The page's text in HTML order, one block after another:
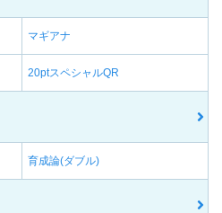
マギアナ
20ptスペシャルQR
育成論(ダブル)